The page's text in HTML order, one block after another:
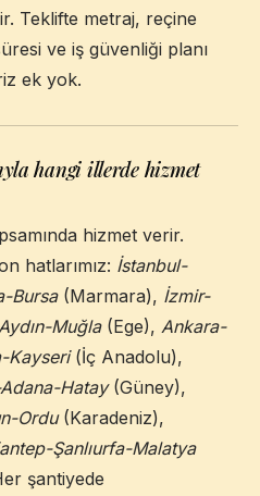
Teklifte metraj, reçine
ve iş güvenliği planı
ek yok.
hangi illerde hizmet
hizmet verir.
hatlarımız: İstanbul-
Bursa(Marmara), İzmir-
Muğla(Ege), Ankara-
Kayseri(İç Anadolu),
Hatay(Güney),
Ordu(Karadeniz),
Şanlıurfa-Malatya
şantiyede